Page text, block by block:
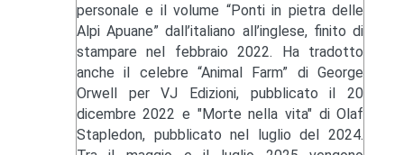
personale e il volume “Ponti in pietra delle
Alpi Apuane” dall’italiano all’inglese, finito di
stampare nel febbraio 2022. Ha tradotto
anche il celebre “Animal Farm” di George
Orwell per VJ Edizioni, pubblicato il 20
dicembre 2022 e "Morte nella vita" di Olaf
Stapledon, pubblicato nel luglio del 2024.